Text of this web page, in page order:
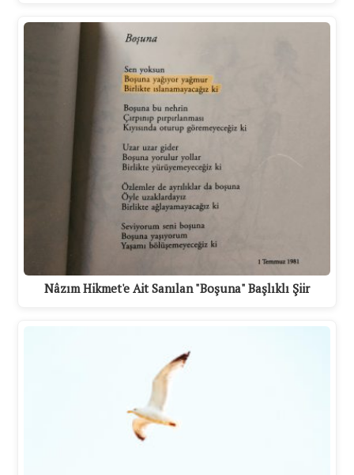
Nâzım Hikmet'e Ait Sanılan "Boşuna" Başlıklı Şiir